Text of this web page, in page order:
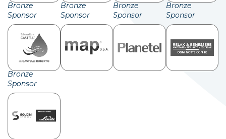
Bronze
Sponsor
Bronze
Sponsor
Bronze
Sponsor
Bronze
Sponsor
Bronze
Sponsor